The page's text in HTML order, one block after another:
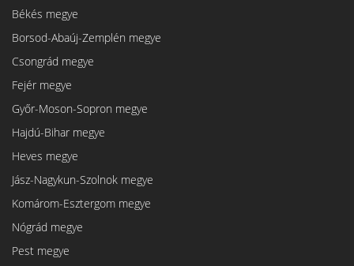
Békés megye
Borsod-Abaúj-Zemplén megye
Csongrád megye
Fejér megye
Győr-Moson-Sopron megye
Hajdú-Bihar megye
Heves megye
Jász-Nagykun-Szolnok megye
Komárom-Esztergom megye
Nógrád megye
Pest megye